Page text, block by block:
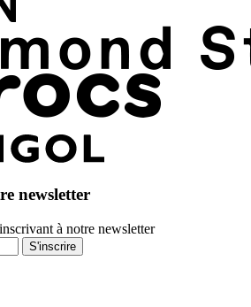
newsletter
à notre newsletter
S'inscrire